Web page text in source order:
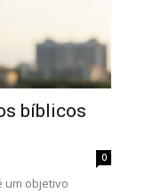
bíblicos
0
um objetivo